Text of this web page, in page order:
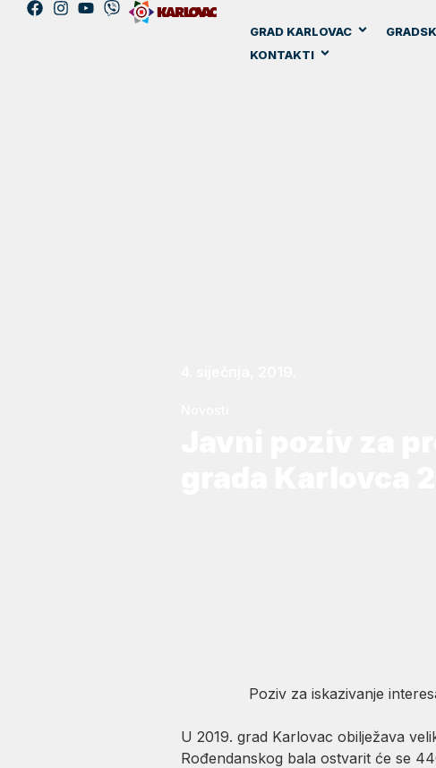
GRAD KARLOVAC
KONTAKTI
Poziv za iskazivanje
U 2019. grad Karlovac obilježava
Rođendanskog bala ostvarit će se